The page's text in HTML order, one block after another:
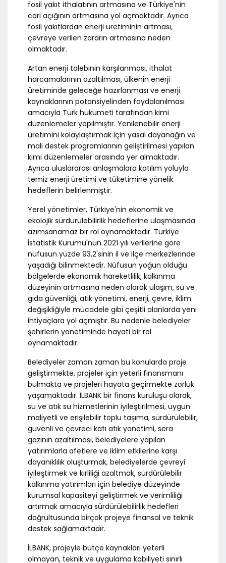
fosil yakıt ithalatının artmasına ve Türkiye'nin
cari açığının artmasına yol açmaktadır. Ayrıca
fosil yakıtlardan enerji üretiminin artması,
çevreye verilen zararın artmasına neden
olmaktadır.
Artan enerji talebinin karşılanması, ithalat
harcamalarının azaltılması, ülkenin enerji
üretiminde geleceğe hazırlanması ve enerji
kaynaklarının potansiyelinden faydalanılması
amacıyla Türk hükümeti tarafından kimi
düzenlemeler yapılmıştır. Yenilenebilir enerji
üretimini kolaylaştırmak için yasal dayanağın ve
mali destek programlarının geliştirilmesi yapılan
kimi düzenlemeler arasında yer almaktadır.
Ayrıca uluslararası anlaşmalara katılım yoluyla
temiz enerji üretimi ve tüketimine yönelik
hedeflerin belirlenmiştir.
Yerel yönetimler, Türkiye'nin ekonomik ve
ekolojik sürdürülebilirlik hedeflerine ulaşmasında
azımsanamaz bir rol oynamaktadır. Türkiye
İstatistik Kurumu'nun 2021 yılı verilerine göre
nüfusun yüzde 93,2'sinin il ve ilçe merkezlerinde
yaşadığı bilinmektedir. Nüfusun yoğun olduğu
bölgelerde ekonomik hareketlilik, kalkınma
düzeyinin artmasına neden olarak ulaşım, su ve
gıda güvenliği, atık yönetimi, enerji, çevre, iklim
değişikliğiyle mücadele gibi çeşitli alanlarda yeni
ihtiyaçlara yol açmıştır. Bu nedenle belediyeler
şehirlerin yönetiminde hayati bir rol
oynamaktadır.
Belediyeler zaman zaman bu konularda proje
geliştirmekte, projeler için yeterli finansmanı
bulmakta ve projeleri hayata geçirmekte zorluk
yaşamaktadır. İLBANK bir finans kuruluşu olarak,
su ve atık su hizmetlerinin iyileştirilmesi, uygun
maliyetli ve erişilebilir toplu taşıma, sürdürülebilir,
güvenli ve çevreci katı atık yönetimi, sera
gazının azaltılması, belediyelere yapılan
yatırımlarla afetlere ve iklim etkilerine karşı
dayanıklılık oluşturmak, belediyelerde çevreyi
iyileştirmek ve kirliliği azaltmak, sürdürülebilir
kalkınma yatırımları için belediye düzeyinde
kurumsal kapasiteyi geliştirmek ve verimliliği
artırmak amacıyla sürdürülebilirlik hedefleri
doğrultusunda birçok projeye finansal ve teknik
destek sağlamaktadır.
İLBANK, projeyle bütçe kaynakları yeterli
olmayan, teknik ve uygulama kabiliyeti sınırlı